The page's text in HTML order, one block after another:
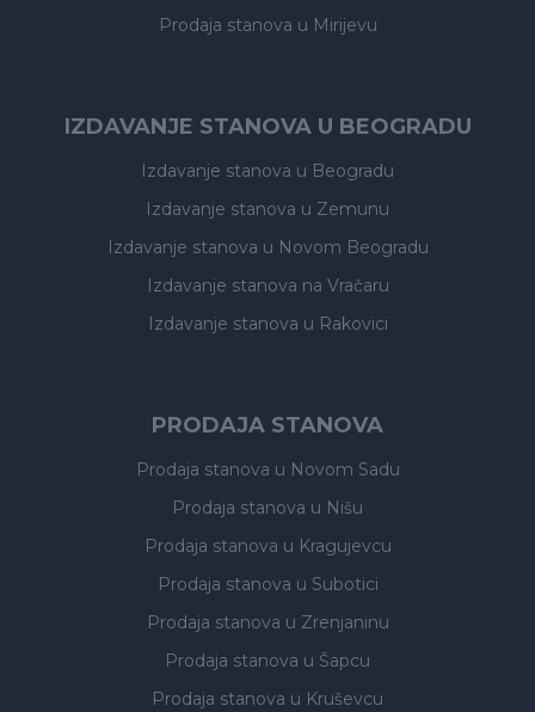
Prodaja stanova u Mirijevu
IZDAVANJE STANOVA U BEOGRADU
Izdavanje stanova u Beogradu
Izdavanje stanova u Zemunu
Izdavanje stanova u Novom Beogradu
Izdavanje stanova na Vračaru
Izdavanje stanova u Rakovici
PRODAJA STANOVA
Prodaja stanova u Novom Sadu
Prodaja stanova u Nišu
Prodaja stanova u Kragujevcu
Prodaja stanova u Subotici
Prodaja stanova u Zrenjaninu
Prodaja stanova u Šapcu
Prodaja stanova u Kruševcu